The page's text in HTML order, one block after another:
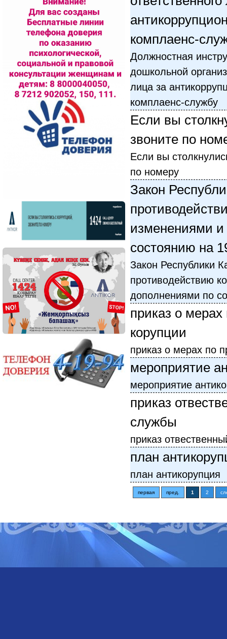
комплаенс-
Должностная
дошкольной
лица за
комплаенс-службу
Если вы
звоните по
Если вы
по номеру
Закон
изменениями
состоянию на
Закон Республики
противодействию
дополнениями по
приказ о
корупции
приказ о мерах по
мероприятие
мероприятие
приказ
службы
приказ
план
план антикорупция
первая пред. 1 2